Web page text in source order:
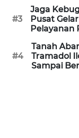
#3
Jaga
Pusat
Pelayanan
#4
Tanah
Tramadol
Sampai
WN
SOLO
WN
BOROBUDUR